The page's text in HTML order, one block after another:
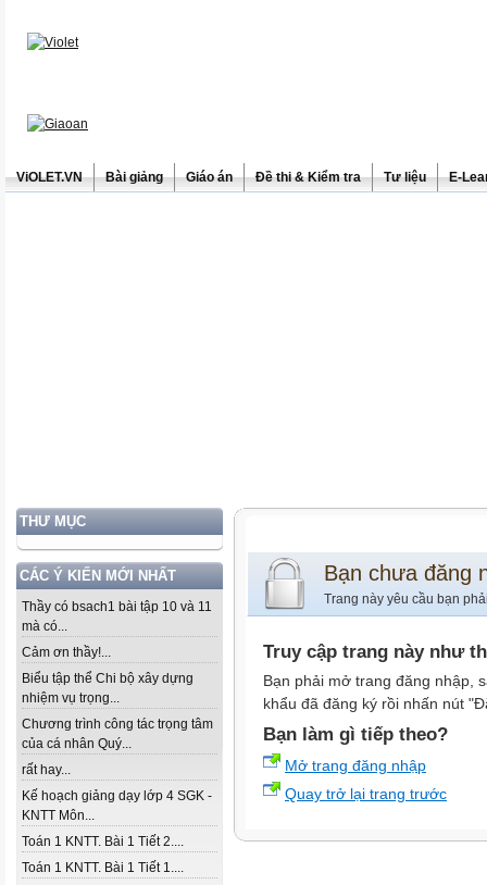
ViOLET.VN Bài giảng Giáo án Đề thi & Kiểm tra Tư liệu E-
THƯ MỤC
CÁC Ý KIẾN MỚI NHẤT
Thầy có bsach1 bài tập 10 và 11
mà có...
Cảm ơn thầy!...
Biểu tập thể Chi bộ xây dựng
nhiệm vụ trọng...
Chương trình công tác trọng tâm
của cá nhân Quý...
rất hay...
Kế hoạch giảng dạy lớp 4 SGK -
KNTT Môn...
Toán 1 KNTT. Bài 1 Tiết 2....
Toán 1 KNTT. Bài 1 Tiết 1....
Bạn chưa đăng
Trang này yêu cầu bạn
Truy cập trang này như
Bạn phải mở trang đăng nhập,
khẩu đã đăng ký rồi nhấn nút
Bạn làm gì tiếp theo?
Mở trang đăng nhập
Quay trở lại trang trước